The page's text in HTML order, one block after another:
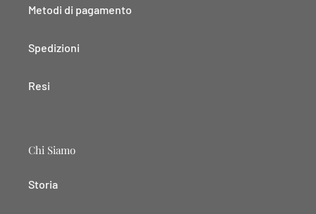
Metodi di pagamento
Spedizioni
Resi
Chi Siamo
Storia